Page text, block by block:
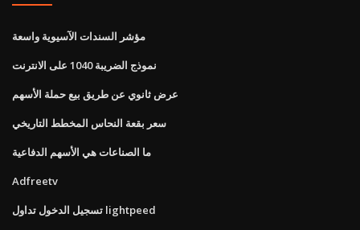
مؤشر السندات الآسيوية واسعة
نموذج الضريبة 1040 على الانترنت
عرض ثانوي عن طريق بيع حملة الأسهم
سعر بقعة النحاس المخطط التاريخي
ما الصناعات هي الأسهم الدفاعية
Adfreetv
تسجيل الدخول تداول lightpeed